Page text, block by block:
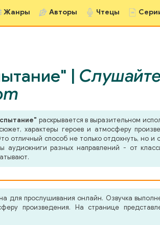
Жанры Авторы Чтецы
|
раскрывается в выразительном
характеры героев и атмосферу
отличный способ не только отдохнуть, но и
разных направлений - от
для прослушивания онлайн. Озвучка
произведения. На странице